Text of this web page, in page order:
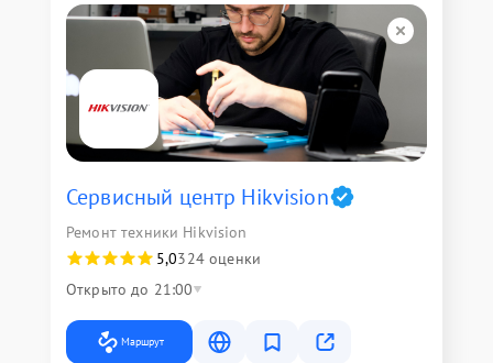
Сервисный центр Hikvision
Ремонт техники Hikvision
5,0324 оценки
Открыто до 21:00
Маршрут